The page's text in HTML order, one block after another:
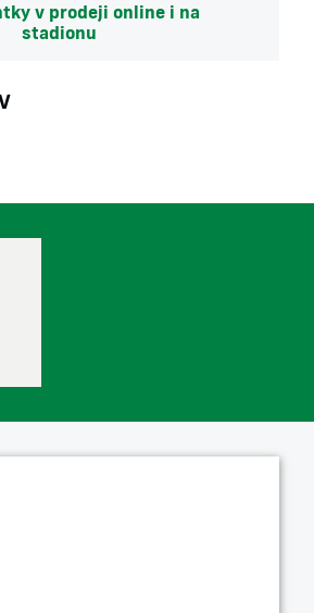
v prodeji online i na
stadionu